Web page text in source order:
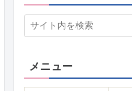
メニュー